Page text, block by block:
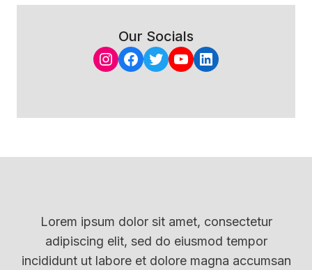
Our Socials
Instagram
Facebook
Twitter
YouTube
LinkedIn
Lorem ipsum dolor sit amet, consectetur
adipiscing elit, sed do eiusmod tempor
incididunt ut labore et dolore magna accumsan